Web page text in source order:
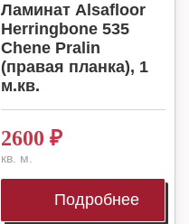
Ламинат Alsafloor
Herringbone 535
Chene Pralin
(правая планка), 1
м.кв.
2600 ₽
кв. м.
Подробнее